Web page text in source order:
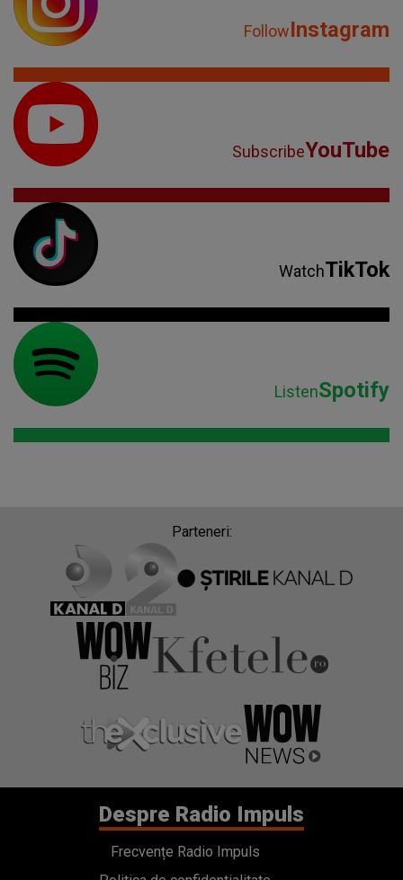
FollowInstagram
SubscribeYouTube
WatchTikTok
ListenSpotify
Parteneri:
Despre Radio Impuls
Frecvențe Radio Impuls